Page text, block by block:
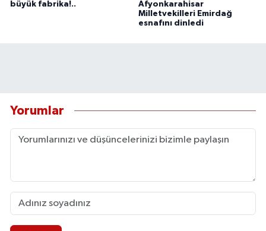
büyük fabrika!..
Afyonkarahisar
Milletvekilleri Emirdağ
esnafını dinledi
Yorumlar